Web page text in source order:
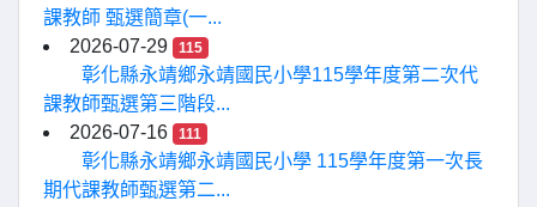
課教師 甄選簡章(一...
2026-07-29
115
彰化縣永靖鄉永靖國民小學115學年度第二次代
課教師甄選第三階段...
2026-07-16
111
彰化縣永靖鄉永靖國民小學 115學年度第一次長
期代課教師甄選第二...